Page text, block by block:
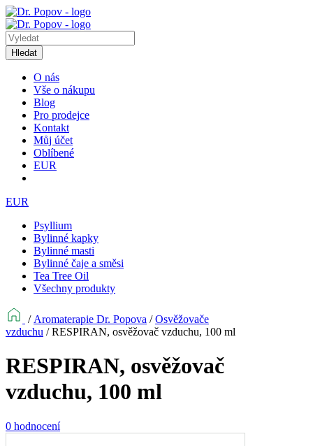
Hledat
O nás
Vše o nákupu
Blog
Pro prodejce
Kontakt
Můj účet
Oblíbené
EUR
EUR
Psyllium
Bylinné kapky
Bylinné masti
Bylinné čaje a směsi
Tea Tree Oil
Všechny produkty
/ Aromaterapie Dr. Popova /Osvěžovače
vzduchu /RESPIRAN, osvěžovač vzduchu, 100 ml
RESPIRAN, osvěžovač
vzduchu, 100 ml
0 hodnocení